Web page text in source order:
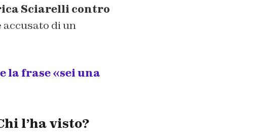
Sciarelli contro
di un
la frase «sei una
l’ha visto?